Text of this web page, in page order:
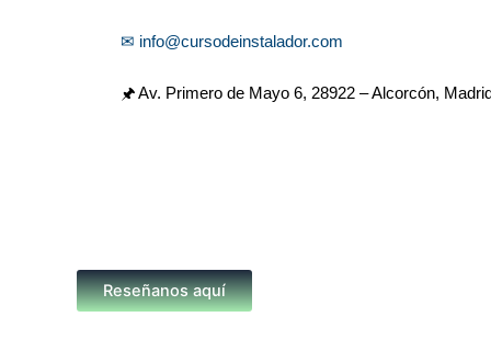
✉ info@cursodeinstalador.com
🖈 Av. Primero de Mayo 6, 28922 – Alcorcón,
Reseñanos aquí